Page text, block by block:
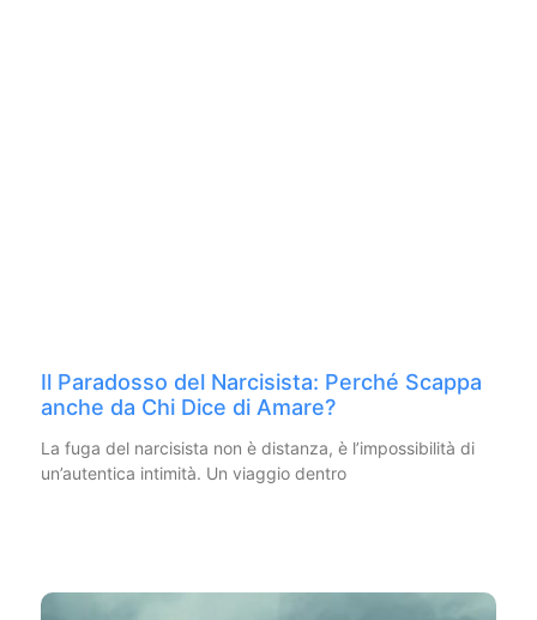
Il Paradosso del Narcisista: Perché Scappa
anche da Chi Dice di Amare?
La fuga del narcisista non è distanza, è l’impossibilità di
un’autentica intimità. Un viaggio dentro